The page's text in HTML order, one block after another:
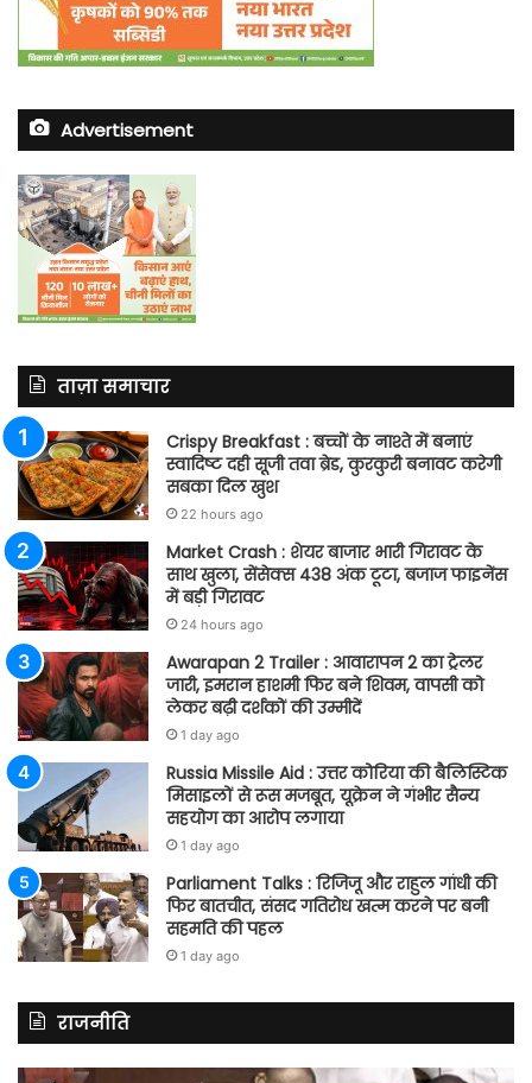
Advertisement
ताज़ा समाचार
Crispy Breakfast : बच्चों के नाश्ते में बनाएं
स्वादिष्ट दही सूजी तवा ब्रेड, कुरकुरी बनावट करेगी
सबका दिल खुश
22 hours ago
Market Crash : शेयर बाजार भारी गिरावट के
साथ खुला, सेंसेक्स 438 अंक टूटा, बजाज फाइनेंस
में बड़ी गिरावट
24 hours ago
Awarapan 2 Trailer : आवारापन 2 का ट्रेलर
जारी, इमरान हाशमी फिर बने शिवम, वापसी को
लेकर बढ़ी दर्शकों की उम्मीदें
1 day ago
Russia Missile Aid : उत्तर कोरिया की बैलिस्टिक
मिसाइलों से रूस मजबूत, यूक्रेन ने गंभीर सैन्य
सहयोग का आरोप लगाया
1 day ago
Parliament Talks : रिजिजू और राहुल गांधी की
फिर बातचीत, संसद गतिरोध खत्म करने पर बनी
सहमति की पहल
1 day ago
राजनीति